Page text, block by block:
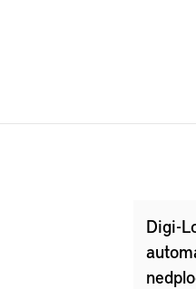
Digi-